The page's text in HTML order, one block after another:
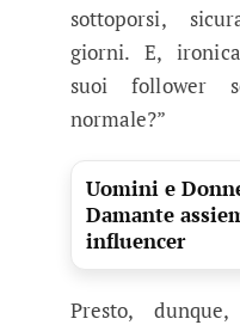
sottoporsi,
giorni. E,
suoi follower
normale?”
Uomini e
Damante
influencer
Presto,